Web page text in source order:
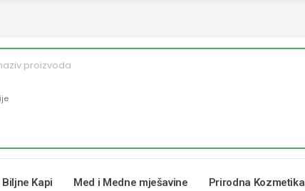
Biljne Kapi Med i Medne mješavine Prirodna Kozmetika